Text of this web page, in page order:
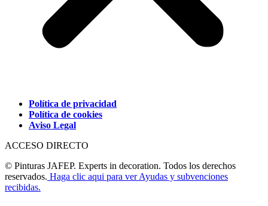
Política de privacidad
Política de cookies
Aviso Legal
ACCESO DIRECTO
© Pinturas JAFEP. Experts in decoration. Todos los derechos
reservados. Haga clic aqui para ver Ayudas y subvenciones
recibidas.